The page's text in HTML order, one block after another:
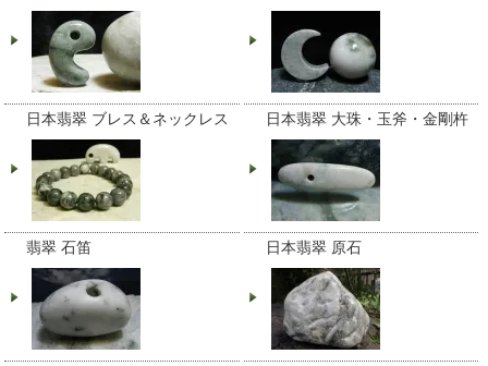
日本翡翠 ブレス＆ネックレス 日本翡翠 大珠・玉斧・金剛杵
翡翠 石笛 日本翡翠 原石